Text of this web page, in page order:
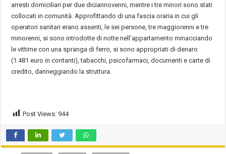
arresti domiciliari per due diciannovenni, mentre i tre minori sono stati
collocati in comunità. Approfittando di una fascia oraria in cui gli
operatori sanitari erano assenti, le sei persone, tre maggiorenni e tre
minorenni, si sono introdotte di notte nell’appartamento minacciando
le vittime con una spranga di ferro, si sono appropriati di denaro
(1.481 euro in contanti), tabacchi, psicofarmaci, documenti e carte di
credito, danneggiando la struttura.
Post Views: 944